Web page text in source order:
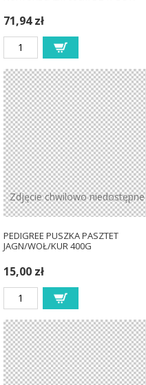
71,94 zł
Zdjęcie chwilowo niedostępne
PEDIGREE PUSZKA PASZTET
JAGN/WOŁ/KUR 400G
15,00 zł